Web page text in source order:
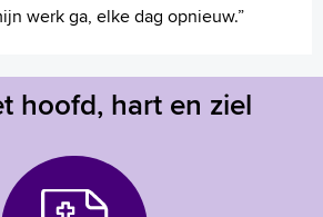
werk ga, elke dag opnieuw.”
hoofd, hart en ziel